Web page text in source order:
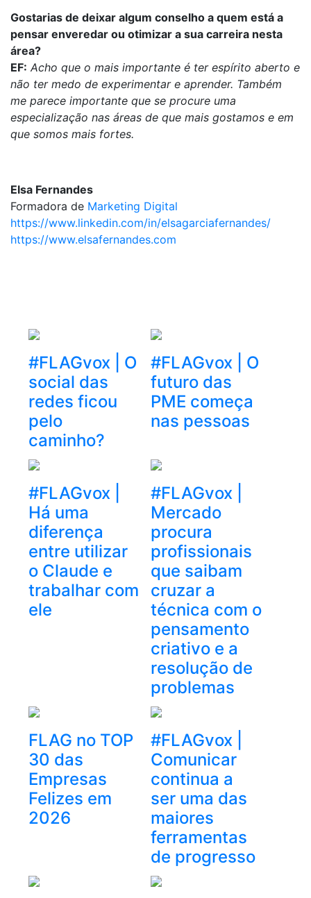
Gostarias de deixar algum conselho a quem está a
pensar enveredar ou otimizar a sua carreira nesta
área?
EF: Acho que o mais importante é ter espírito aberto e
não ter medo de experimentar e aprender. Também
me parece importante que se procure uma
especialização nas áreas de que mais gostamos e em
que somos mais fortes.
Elsa Fernandes
Formadora de Marketing Digital
https://www.linkedin.com/in/elsagarciafernandes/
https://www.elsafernandes.com
#FLAGvox | O
social das
redes ficou
pelo
caminho?
#FLAGvox | O
futuro das
PME começa
nas pessoas
#FLAGvox |
Há uma
diferença
entre utilizar
o Claude e
trabalhar com
ele
#FLAGvox |
Mercado
procura
profissionais
que saibam
cruzar a
técnica com o
pensamento
criativo e a
resolução de
problemas
FLAG no TOP
30 das
Empresas
Felizes em
2026
#FLAGvox |
Comunicar
continua a
ser uma das
maiores
ferramentas
de progresso